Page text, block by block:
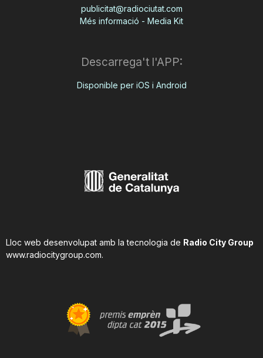
publicitat@radiociutat.com
Més informació - Media Kit
Descarrega't l'APP:
Disponible per iOS i Android
Lloc web desenvolupat amb la tecnologia de Radio City Group
www.radiocitygroup.com.